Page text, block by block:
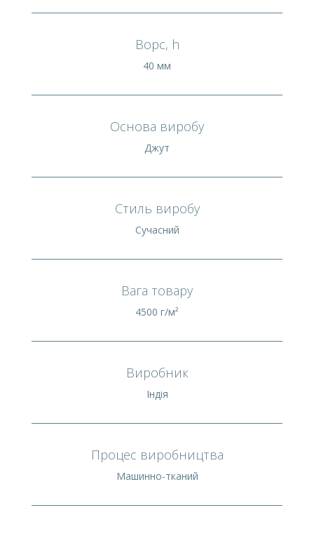
Ворс, h
40 мм
Основа виробу
Джут
Стиль виробу
Сучасний
Вага товару
4500 г/м²
Виробник
Індія
Процес виробництва
Машинно-тканий